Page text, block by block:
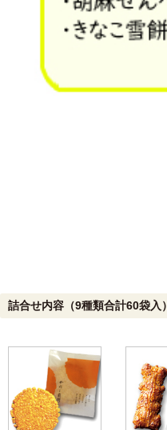
詰合せ内容（9種類合計60袋入）